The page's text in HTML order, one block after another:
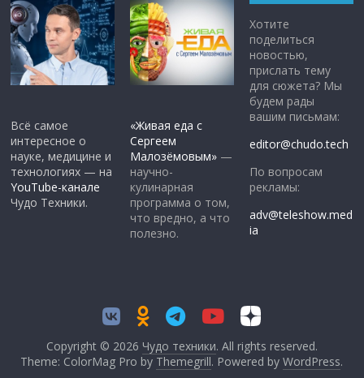
Всё самое
интересное о
науке, медицине и
технологиях — на
YouTube-канале
Чудо Техники.
«Живая еда с
Сергеем
Малозёмовым» —
научно-
кулинарная
программа о том,
что вредно, а что
полезно.
Хотите
поделиться
новостью,
прислать тему
для сюжета? Мы
будем рады
вашим письмам:
editor@chudo.tech
По вопросам
рекламы:
adv@teleshow.med
ia
Copyright © 2026 Чудо техники. All rights reserved.
Theme: ColorMag Pro by Themegrill. Powered byWordPress.